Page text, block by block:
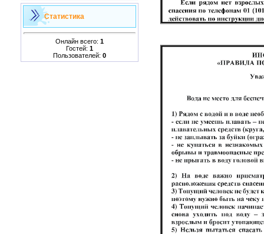
Статистика
Онлайн всего: 1
Гостей: 1
Пользователей: 0